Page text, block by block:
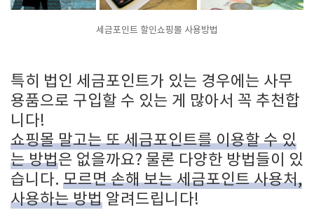
세금포인트 할인쇼핑몰 사용방법
특히 법인 세금포인트가 있는 경우에는 사무
용품으로 구입할 수 있는 게 많아서 꼭 추천합
니다!
쇼핑몰 말고는 또 세금포인트를 이용할 수 있
는 방법은 없을까요? 물론 다양한 방법들이 있
습니다. 모르면 손해 보는 세금포인트 사용처,
사용하는 방법 알려드립니다!